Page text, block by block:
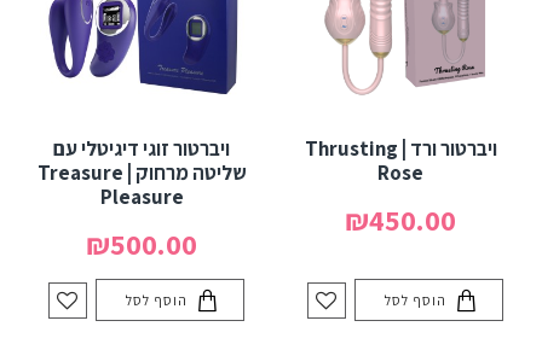
ויברטור ורד | Thrusting
Rose
₪450.00
הוסף לסל
ויברטור זוגי דיגיטלי עם
שליטה מרחוק | Treasure
Pleasure
₪500.00
הוסף לסל